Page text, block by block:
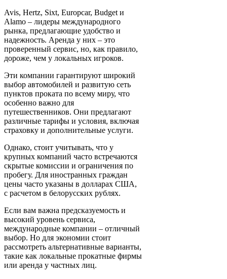
Avis, Hertz, Sixt, Europcar, Budget и
Alamo – лидеры международного
рынка, предлагающие удобство и
надежность. Аренда у них – это
проверенный сервис, но, как правило,
дороже, чем у локальных игроков.
Эти компании гарантируют широкий
выбор автомобилей и развитую сеть
пунктов проката по всему миру, что
особенно важно для
путешественников. Они предлагают
различные тарифы и условия, включая
страховку и дополнительные услуги.
Однако, стоит учитывать, что у
крупных компаний часто встречаются
скрытые комиссии и ограничения по
пробегу. Для иностранных граждан
цены часто указаны в долларах США,
с расчетом в белорусских рублях.
Если вам важна предсказуемость и
высокий уровень сервиса,
международные компании – отличный
выбор. Но для экономии стоит
рассмотреть альтернативные варианты,
такие как локальные прокатные фирмы
или аренда у частных лиц.